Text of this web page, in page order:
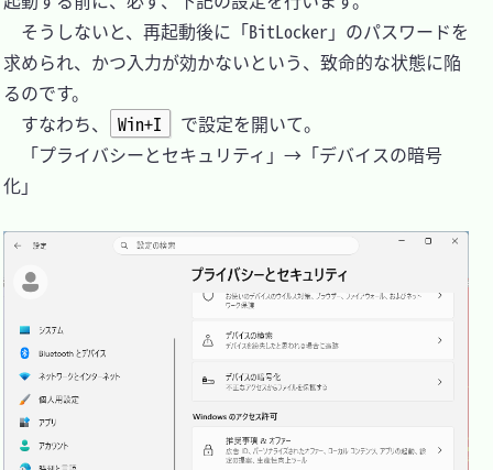
そうしないと、再起動後に「BitLocker」のパスワードを
求められ、かつ入力が効かないという、致命的な状態に陥
るのです。
すなわち、
Win+I
で設定を開いて。
「プライバシーとセキュリティ」→「デバイスの暗号
化」